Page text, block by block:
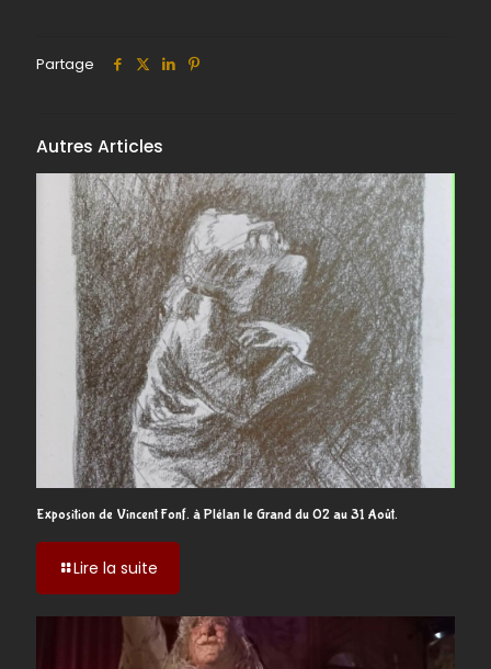
Partage
Autres Articles
Exposition de Vincent Fonf. à Plélan le Grand du 02 au 31 Août.
Lire la suite
de
Vincent
Fonf.
à